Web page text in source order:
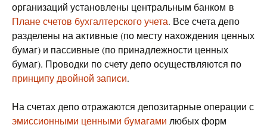
организаций установлены центральным банком в
Плане счетов бухгалтерского учета. Все счета депо
разделены на активные (по месту нахождения ценных
бумаг) и пассивные (по принадлежности ценных
бумаг). Проводки по счету депо осуществляются по
принципу двойной записи.
На счетах депо отражаются депозитарные операции с
эмиссионными ценными бумагами любых форм